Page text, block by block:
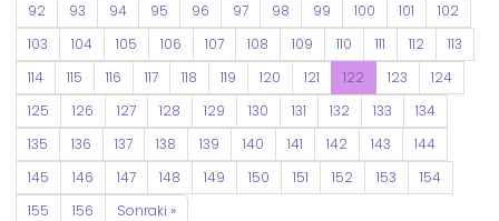
92
93 94 95 96 97 98 99 100 101
102
103
104 105 106 107 108 109 110 111 112
113
114
115 116 117 118 119 120 121 122 123
124
125
126 127 128 129 130 131 132 133
134
135
136 137 138 139 140 141 142 143
144
145
146 147 148 149 150 151 152 153
154
155
156 Sonraki »